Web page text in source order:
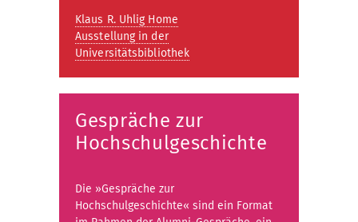
Klaus R. Uhlig Home
Ausstellung in der
Universitätsbibliothek
Gespräche zur
Hochschulgeschichte
Die »Gespräche zur
Hochschulgeschichte« sind ein Format